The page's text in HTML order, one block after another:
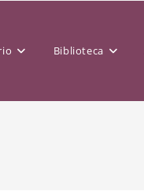
Biblioteca